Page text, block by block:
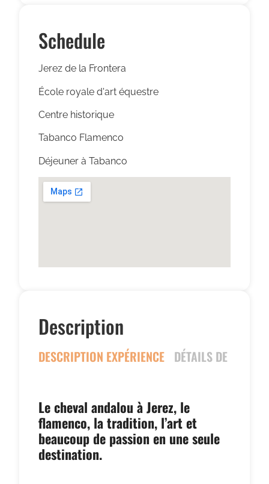
Schedule
Jerez de la Frontera
École royale d'art équestre
Centre historique
Tabanco Flamenco
Déjeuner à Tabanco
Description
DESCRIPTION EXPÉRIENCE DÉTAILS DE
Le cheval andalou à Jerez, le
flamenco, la tradition, l’art et
beaucoup de passion en une seule
destination.